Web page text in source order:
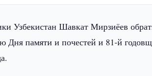
Узбекистан Шавкат Мирзиёев
Дня памяти и почестей и 81-й